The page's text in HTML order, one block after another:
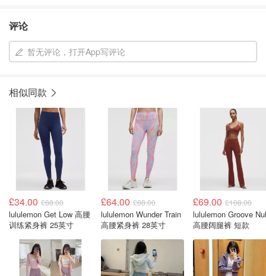
评论
暂无评论，打开App写评论
相似同款
£34.00 £88.00
lululemon Get Low 高腰
训练紧身裤 25英寸
£64.00 £88.00
lululemon Wunder Train
高腰紧身裤 28英寸
£69.00 £108.00
lululemon Groove
高腰阔腿裤 短款